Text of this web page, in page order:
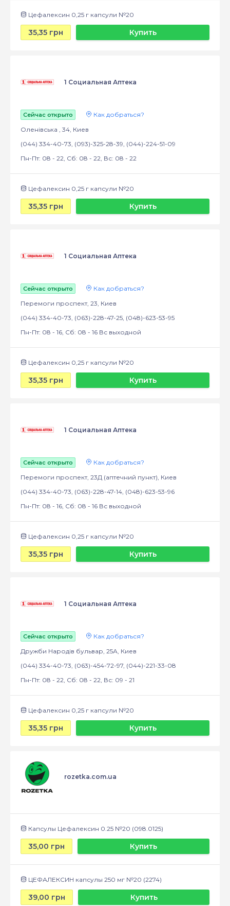
Цефалексин 0,25 г капсули №20
35,35 грн Купить
1 Социальная Аптека
Сейчас открыто
Как добраться?
Оленівська , 34, Киев
(044) 334-40-73, (093)-325-28-39, (044)-224-51-09
Пн-Пт: 08 - 22, Сб: 08 - 22, Вс: 08 - 22
Цефалексин 0,25 г капсули №20
35,35 грн Купить
1 Социальная Аптека
Сейчас открыто
Как добраться?
Перемоги проспект, 23, Киев
(044) 334-40-73, (063)-228-47-25, (048)-623-53-95
Пн-Пт: 08 - 16, Сб: 08 - 16 Вс выходной
Цефалексин 0,25 г капсули №20
35,35 грн Купить
1 Социальная Аптека
Сейчас открыто
Как добраться?
Перемоги проспект, 23Д (аптечний пункт), Киев
(044) 334-40-73, (063)-228-47-14, (048)-623-53-96
Пн-Пт: 08 - 16, Сб: 08 - 16 Вс выходной
Цефалексин 0,25 г капсули №20
35,35 грн Купить
1 Социальная Аптека
Сейчас открыто
Как добраться?
Дружби Народів бульвар, 25А, Киев
(044) 334-40-73, (063)-454-72-97, (044)-221-33-08
Пн-Пт: 08 - 22, Сб: 08 - 22, Вс: 09 - 21
Цефалексин 0,25 г капсули №20
35,35 грн Купить
rozetka.com.ua
Капсулы Цефалексин 0.25 №20 (098.0125)
35,00 грн Купить
ЦЕФАЛЕКСИН капсулы 250 мг №20 (2274)
39,00 грн Купить